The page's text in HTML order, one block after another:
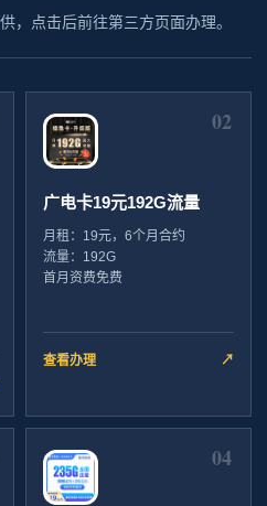
，点击后前往第三方页面办理。
02
广电卡19元192G流量
月租：19元，6个月合约
流量：192G
首月资费免费
查看办理 ↗
04